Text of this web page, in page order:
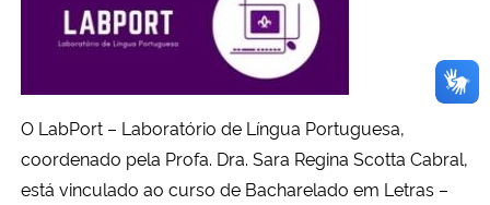
O LabPort – Laboratório de Língua Portuguesa,
coordenado pela Profa. Dra. Sara Regina Scotta Cabral,
está vinculado ao curso de Bacharelado em Letras –